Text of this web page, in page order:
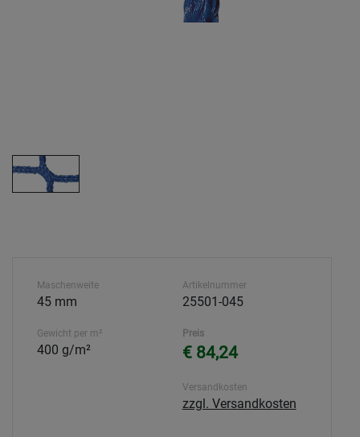
Maschenweite
45 mm
Gewicht per m²
400 g/m²
Artikelnummer
25501-045
Preis
€ 84,24
Versandkosten
zzgl. Versandkosten